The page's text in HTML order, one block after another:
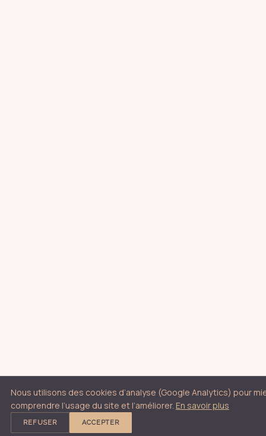
Nous utilisons des cookies d’analyse (Google Analytics) pour
comprendre l’usage du site et l’améliorer. En savoir plus
REFUSER ACCEPTER